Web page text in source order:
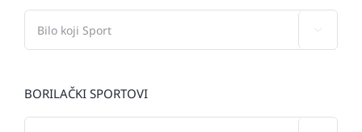
BORILAČKI SPORTOVI